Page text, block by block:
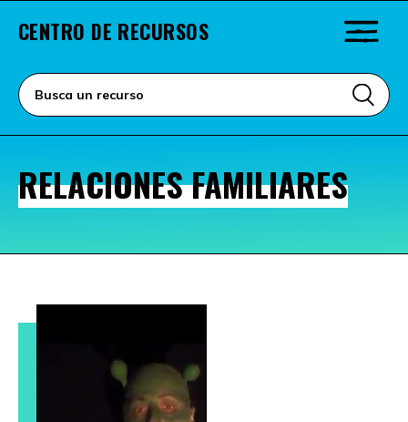
CENTRO DE RECURSOS
RELACIONES FAMILIARES